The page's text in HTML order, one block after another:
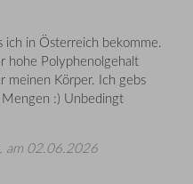
ich in Österreich bekomme.
hohe Polyphenolgehalt
meinen Körper. Ich gebs
:) Unbedingt
am 02.06.2026